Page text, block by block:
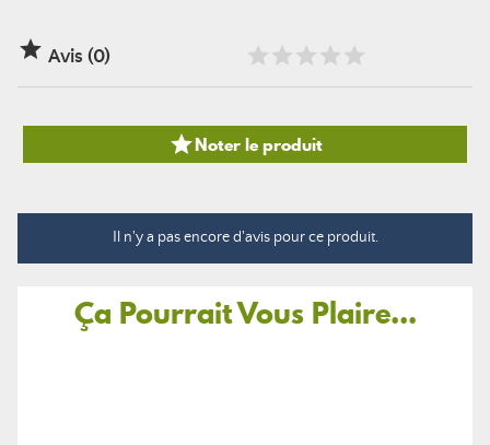
 Avis (0)
Noter le produit
Il n'y a pas encore d'avis pour ce produit.
Ça Pourrait Vous Plaire...